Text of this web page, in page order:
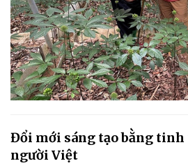
Đổi mới sáng tạo bằng tinh
người Việt